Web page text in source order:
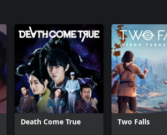
Death Come True Two Falls